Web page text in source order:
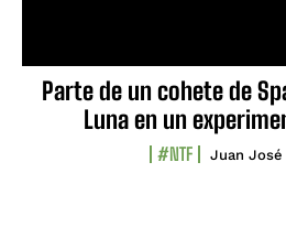
Parte de un cohete de
Luna en un
#NTF Juan José